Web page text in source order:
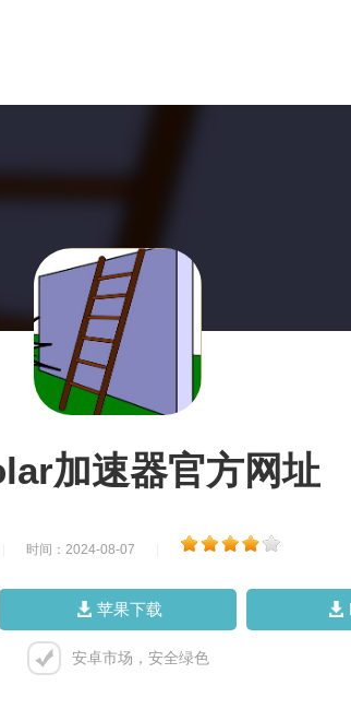
加速器官方网址
时间：2024-08-07
苹果下载
安卓市场，安全绿色